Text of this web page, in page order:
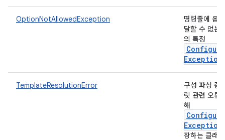
OptionNotAllowedException
명령줄에 옵
달할 수 없는
의 특정
Exception
TemplateResolutionError
구성 파싱 중
릿 관련 오류
해
Exception
장하는 클래